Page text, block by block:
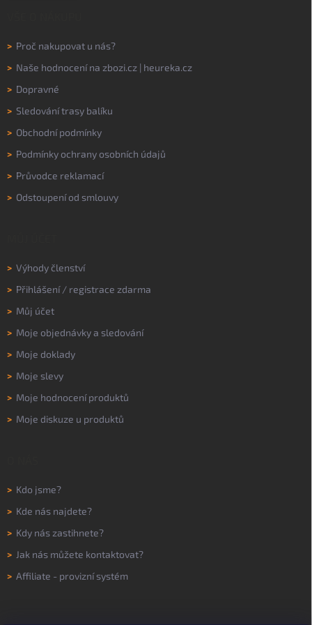
> Proč nakupovat u nás?
> Naše hodnocení na zbozi.cz | heureka.cz
> Dopravné
> Sledování trasy balíku
> Obchodní podmínky
> Podmínky ochrany osobních údajů
> Průvodce reklamací
> Odstoupení od smlouvy
> Výhody členství
> Přihlášení/ registrace zdarma
> Můj účet
> Moje objednávky a sledování
> Moje doklady
> Moje slevy
> Moje hodnocení produktů
> Moje diskuze u produktů
> Kdo jsme?
> Kde nás najdete?
> Kdy nás zastihnete?
> Jak nás můžete kontaktovat?
> Affiliate - provizní systém